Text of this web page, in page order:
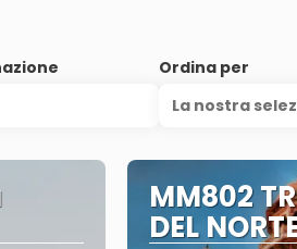
Ordina per
La nostra
MM802
DEL